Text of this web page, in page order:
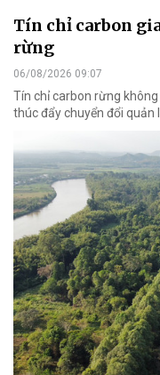
Tín chỉ carbon
rừng
06/08/2026 09:07
Tín chỉ carbon rừng
thúc đẩy chuyển đổi quản